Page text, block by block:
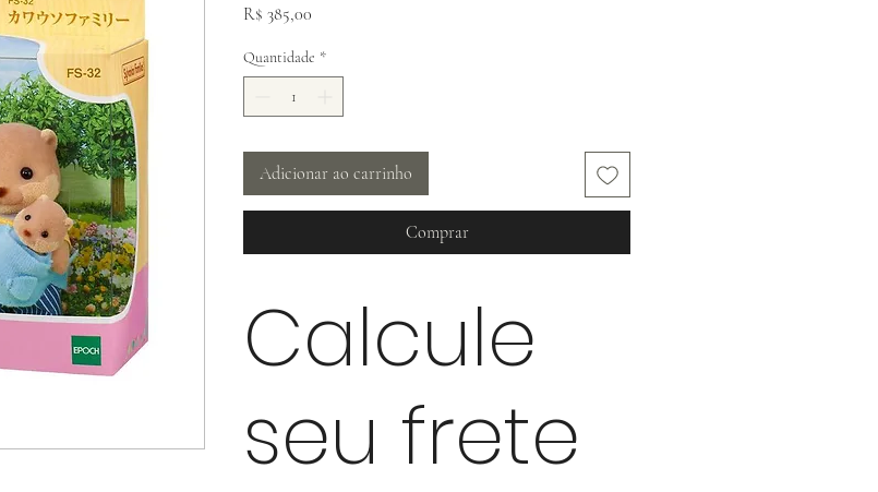
R$ 385,00
Quantidade *
Adicionar ao carrinho
Comprar
Calcule
seu frete